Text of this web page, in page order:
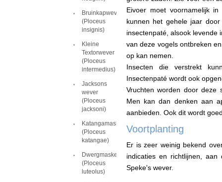
Bruinkapwever
(Ploceus
insignis)
Kleine
Textorwever
(Ploceus
intermedius)
Jacksons
wever
(Ploceus
jacksoni)
Katangamaskerwever
(Ploceus
katangae)
Dwergmaskerwever
(Ploceus
luteolus)
Eivoer moet voornamelijk
kunnen het gehele jaar
insectenpaté, alsook levende
van deze vogels ontbreken
op kan nemen.
Insecten die verstrekt
Insectenpaté wordt ook
Vruchten worden door deze
Men kan dan denken aan
aanbieden. Ook dit wordt
Voortplanting
Er is zeer weinig bekend
indicaties en richtlijnen,
Speke's wever.